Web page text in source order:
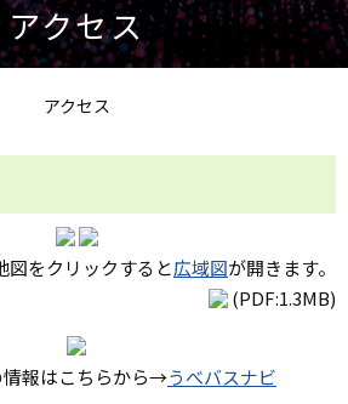
アクセス
アクセス
をクリックすると広域図が開きます。
(PDF:1.3MB)
情報はこちらから→うべバスナビ